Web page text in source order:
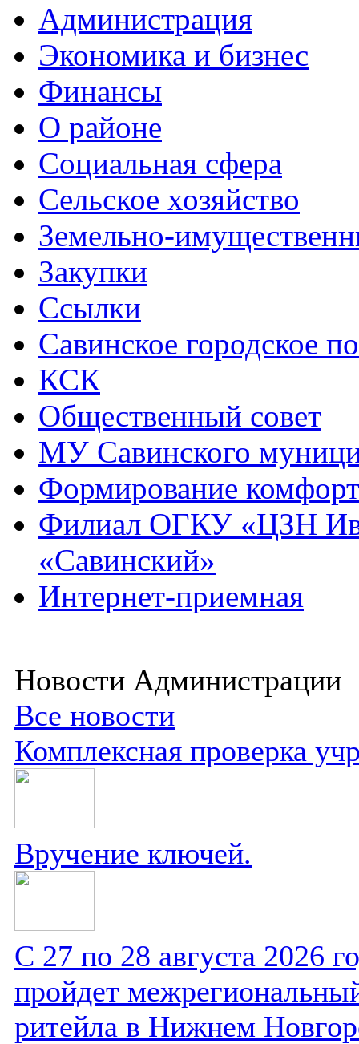
Администрация
Экономика и бизнес
Финансы
О районе
Социальная сфера
Сельское хозяйство
Земельно-
Закупки
Ссылки
Савинское городское
КСК
Общественный совет
МУ Савинского
Формирование
Филиал ОГКУ «ЦЗН
«Савинский»
Интернет-приемная
Новости Администрации
Все новости
Комплексная проверка
Вручение ключей.
С 27 по 28 августа 2026
пройдет
ритейла в Нижнем